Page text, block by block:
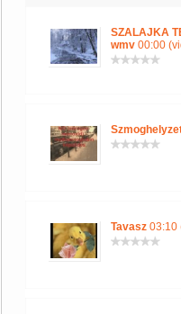
SZALAJKA
wmv 00:00
Tavasz 03:10